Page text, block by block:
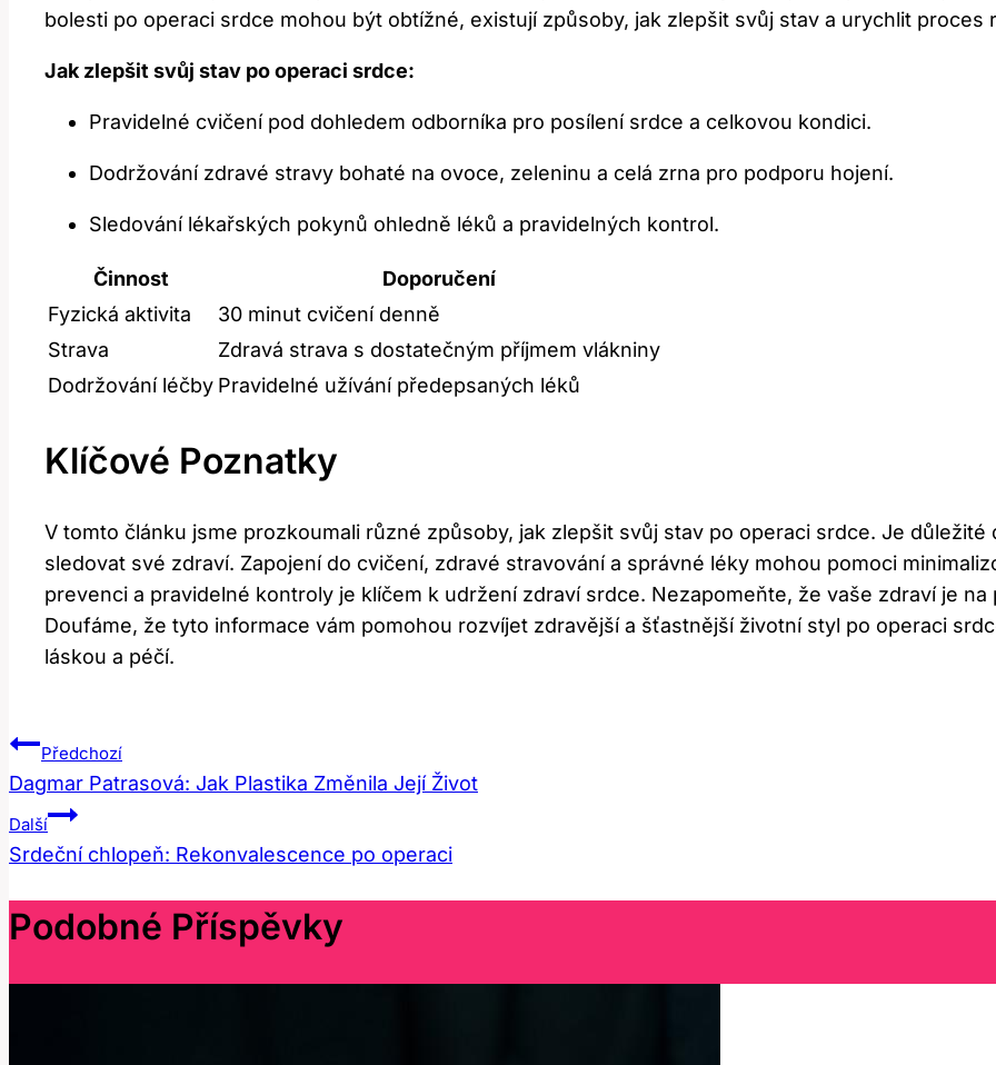
bolesti po operaci srdce mohou být obtížné, existují způsoby, jak zlepšit svůj stav a urychlit proces
Jak zlepšit svůj stav po operaci srdce:
Pravidelné cvičení pod dohledem odborníka pro posílení srdce a celkovou kondici.
Dodržování zdravé stravy bohaté na ovoce, zeleninu a celá zrna pro podporu hojení.
Sledování lékařských pokynů ohledně léků a pravidelných kontrol.
Činnost
Doporučení
Fyzická aktivita
30 minut cvičení denně
Strava
Zdravá strava s dostatečným příjmem vlákniny
Dodržování léčby Pravidelné užívání předepsaných léků
Klíčové Poznatky
V tomto článku jsme prozkoumali různé způsoby, jak zlepšit svůj stav po operaci srdce. Je
sledovat své zdraví. Zapojení do cvičení, zdravé stravování a správné léky mohou pomoci
prevenci a pravidelné kontroly je klíčem k udržení zdraví srdce. Nezapomeňte, že vaše zdraví je
Doufáme, že tyto informace vám pomohou rozvíjet zdravější a šťastnější životní styl po operaci
láskou a péčí.
Navigace
Pro
Příspěvek
Předchozí
Dagmar Patrasová: Jak Plastika Změnila Její Život
Další
Srdeční chlopeň: Rekonvalescence po operaci
Podobné Příspěvky